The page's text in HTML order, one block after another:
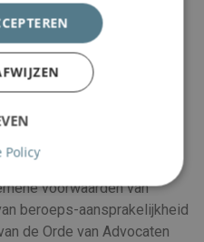
Advocaten &
de openbare maatschap,
en Evert Wytema.
de Kamer van
Op alle opdrachten
voorwaarden van
beroeps-aansprakelijkheid
de Orde van Advocaten
Policy